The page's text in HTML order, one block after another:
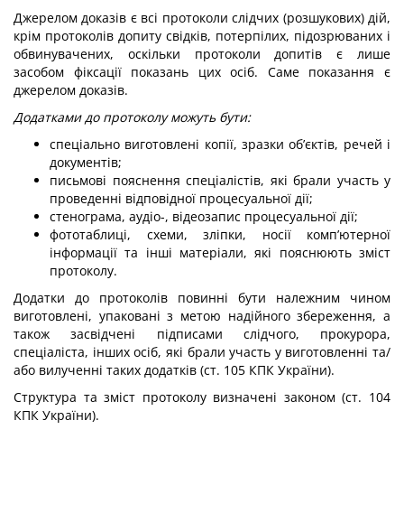
Джерелом доказів є всі протоколи слідчих (розшукових) дій,
крім протоколів допиту свідків, потерпілих, підозрюваних і
обвинувачених, оскільки протоколи допитів є лише
засобом фіксації показань цих осіб. Саме показання є
джерелом доказів.
Додатками до протоколу можуть бути:
спеціально виготовлені копії, зразки об’єктів, речей і
документів;
письмові пояснення спеціалістів, які брали участь у
проведенні відповідної процесуальної дії;
стенограма, аудіо-, відеозапис процесуальної дії;
фототаблиці, схеми, зліпки, носії комп’ютерної
інформації та інші матеріали, які пояснюють зміст
протоколу.
Додатки до протоколів повинні бути належним чином
виготовлені, упаковані з метою надійного збереження, а
також засвідчені підписами слідчого, прокурора,
спеціаліста, інших осіб, які брали участь у виготовленні та/
або вилученні таких додатків (ст. 105 КПК України).
Структура та зміст протоколу визначені законом (ст. 104
КПК України).